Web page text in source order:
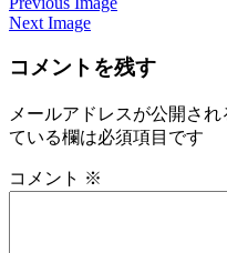
Next Image
コメントを残す
メールアドレスが公開され
ている欄は必須項目です
コメント ※